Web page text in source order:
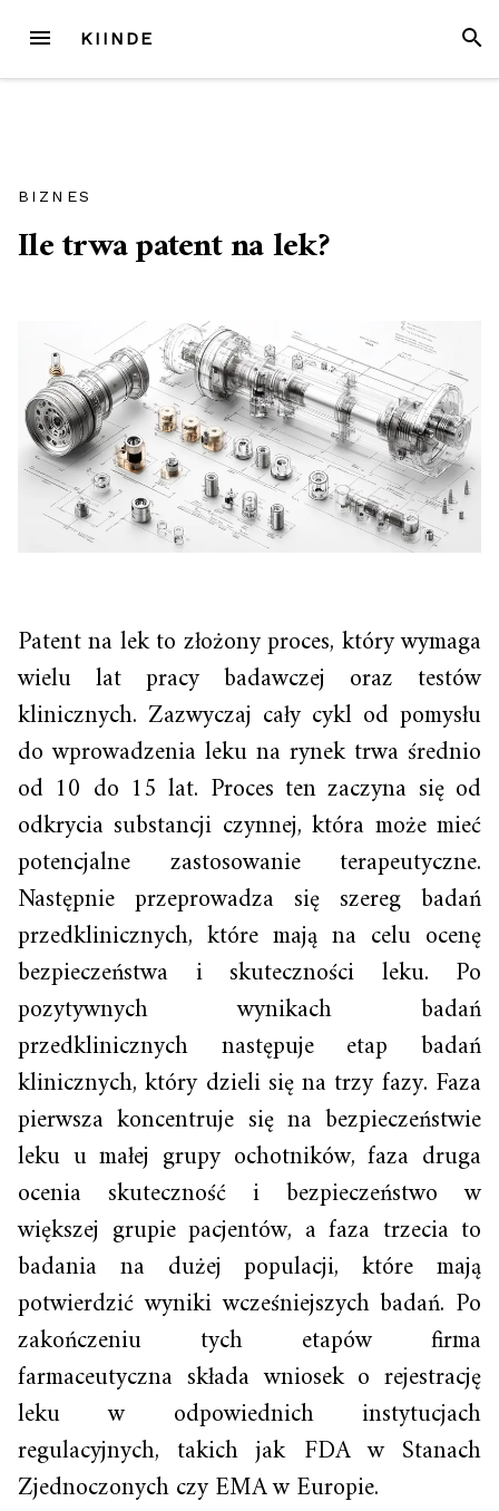
treści
MENU KIINDE
BIZNES
Ile trwa patent na lek?
Patent na lek to złożony proces, który wymaga
wielu lat pracy badawczej oraz testów
klinicznych. Zazwyczaj cały cykl od pomysłu
do wprowadzenia leku na rynek trwa średnio
od 10 do 15 lat. Proces ten zaczyna się od
odkrycia substancji czynnej, która może mieć
potencjalne zastosowanie terapeutyczne.
Następnie przeprowadza się szereg badań
przedklinicznych, które mają na celu ocenę
bezpieczeństwa i skuteczności leku. Po
pozytywnych wynikach badań
przedklinicznych następuje etap badań
klinicznych, który dzieli się na trzy fazy. Faza
pierwsza koncentruje się na bezpieczeństwie
leku u małej grupy ochotników, faza druga
ocenia skuteczność i bezpieczeństwo w
większej grupie pacjentów, a faza trzecia to
badania na dużej populacji, które mają
potwierdzić wyniki wcześniejszych badań. Po
zakończeniu tych etapów firma
farmaceutyczna składa wniosek o rejestrację
leku w odpowiednich instytucjach
regulacyjnych, takich jak FDA w Stanach
Zjednoczonych czy EMA w Europie.